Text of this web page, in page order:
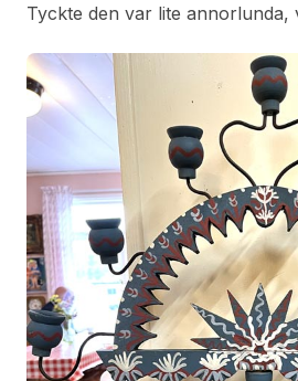
Tyckte den var lite annorlunda,